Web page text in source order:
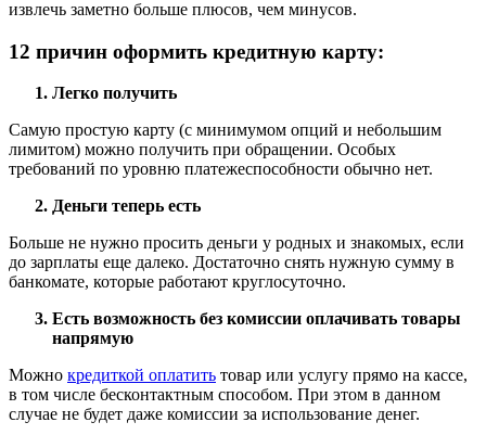
извлечь заметно больше плюсов, чем минусов.
12 причин оформить кредитную карту:
Легко получить
Самую простую карту (с минимумом опций и небольшим
лимитом) можно получить при обращении. Особых
требований по уровню платежеспособности обычно нет.
Деньги теперь есть
Больше не нужно просить деньги у родных и знакомых, если
до зарплаты еще далеко. Достаточно снять нужную сумму в
банкомате, которые работают круглосуточно.
Есть возможность без комиссии оплачивать товары
напрямую
Можно кредиткой оплатить товар или услугу прямо на кассе,
в том числе бесконтактным способом. При этом в данном
случае не будет даже комиссии за использование денег.